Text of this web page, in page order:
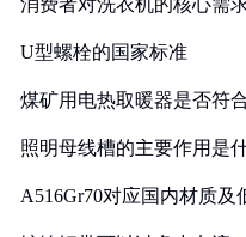
消费者对洗衣机的核心需
U型螺栓的国家标准
煤矿用电热取暖器是否符
照明母线槽的主要作用是
A516Gr70对应国内材质及